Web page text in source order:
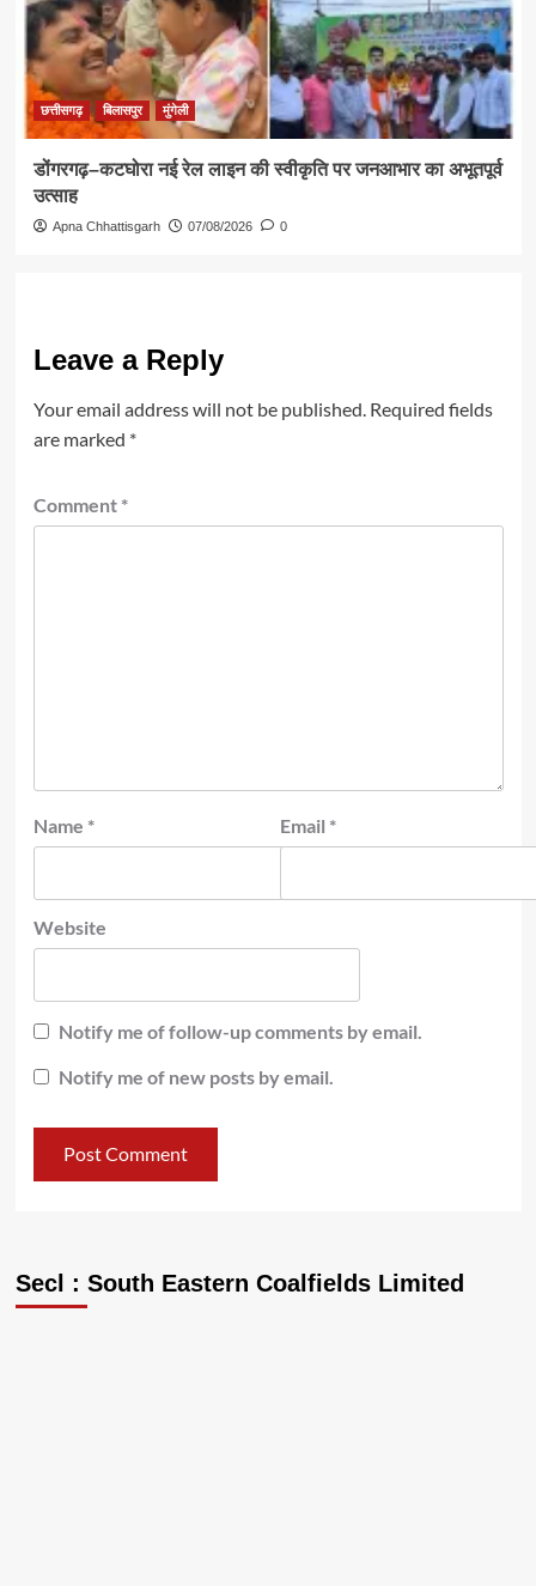
छत्तीसगढ़ बिलासपुर मुंगेली
डोंगरगढ़–कटघोरा नई रेल लाइन की स्वीकृति पर जनआभार का अभूतपूर्व
उत्साह
Apna Chhattisgarh 07/08/2026 0
Leave a Reply
Your email address will not be published. Required fields
are marked *
Comment *
Name * Email *
Website
Notify me of follow-up comments by email.
Notify me of new posts by email.
Secl : South Eastern Coalfields Limited